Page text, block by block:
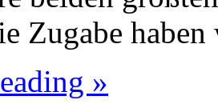
Zugabe
»